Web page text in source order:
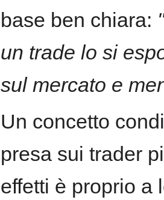
base ben chiara:
un trade lo si
sul mercato e
Un concetto
presa sui trader
effetti è proprio a